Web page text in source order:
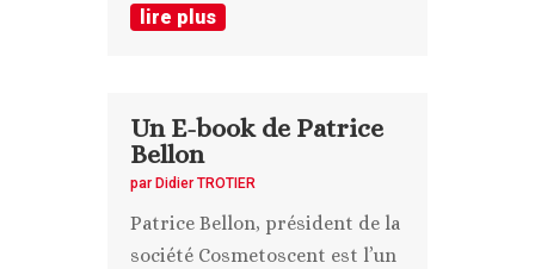
lire plus
Un E-book de Patrice
Bellon
par Didier TROTIER
Patrice Bellon, président de la
société Cosmetoscent est l’un